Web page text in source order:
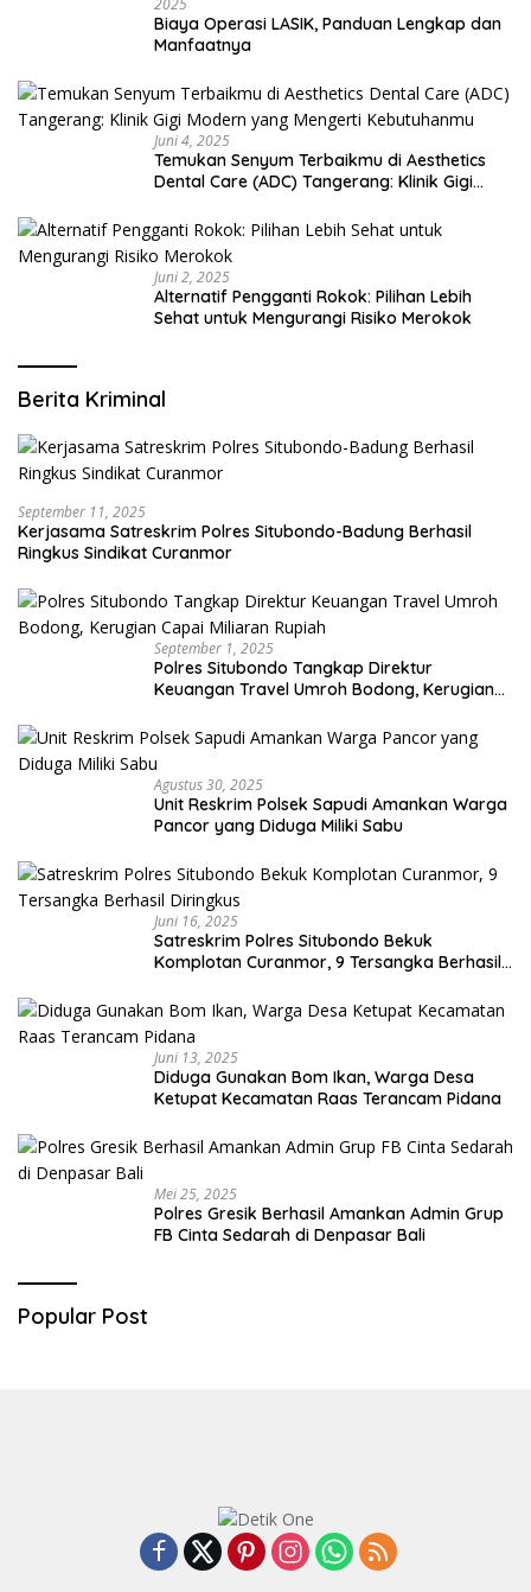
Biaya Operasi LASIK, Panduan Lengkap dan
Manfaatnya
Juni 4, 2025
Temukan Senyum Terbaikmu di Aesthetics
Dental Care (ADC) Tangerang: Klinik Gigi
Juni 2, 2025
Alternatif Pengganti Rokok: Pilihan Lebih
Sehat untuk Mengurangi Risiko Merokok
Berita Kriminal
September 11, 2025
Kerjasama Satreskrim Polres Situbondo-Badung Berhasil
Ringkus Sindikat Curanmor
September 1, 2025
Polres Situbondo Tangkap Direktur
Keuangan Travel Umroh Bodong, Kerugian
Agustus 30, 2025
Unit Reskrim Polsek Sapudi Amankan Warga
Pancor yang Diduga Miliki Sabu
Juni 16, 2025
Satreskrim Polres Situbondo Bekuk
Komplotan Curanmor, 9 Tersangka Berhasil
Juni 13, 2025
Diduga Gunakan Bom Ikan, Warga Desa
Ketupat Kecamatan Raas Terancam Pidana
Mei 25, 2025
Polres Gresik Berhasil Amankan Admin Grup
FB Cinta Sedarah di Denpasar Bali
Popular Post